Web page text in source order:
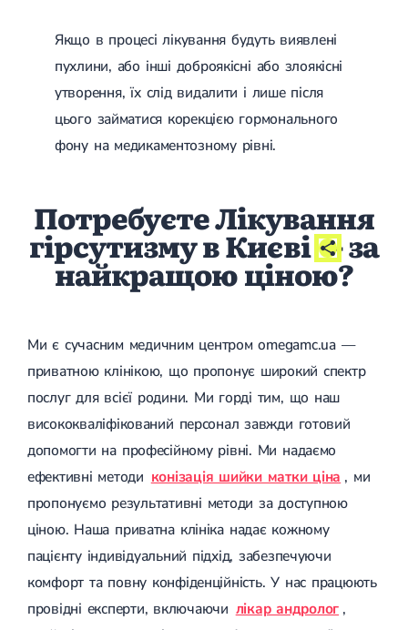
Якщо в процесі лікування будуть виявлені
пухлини, або інші доброякісні або злоякісні
утворення, їх слід видалити і лише після
цього займатися корекцією гормонального
фону на медикаментозному рівні.
Потребуєте Лікування
гірсутизму в Києві - за
найкращою ціною?
Ми є сучасним медичним центром omegamc.ua —
приватною клінікою, що пропонує широкий спектр
послуг для всієї родини. Ми горді тим, що наш
висококваліфікований персонал завжди готовий
допомогти на професійному рівні. Ми надаємо
ефективні методи конізація шийки матки ціна , ми
пропонуємо результативні методи за доступною
ціною. Наша приватна клініка надає кожному
пацієнту індивідуальний підхід, забезпечуючи
комфорт та повну конфіденційність. У нас працюють
провідні експерти, включаючи лікар андролог ,